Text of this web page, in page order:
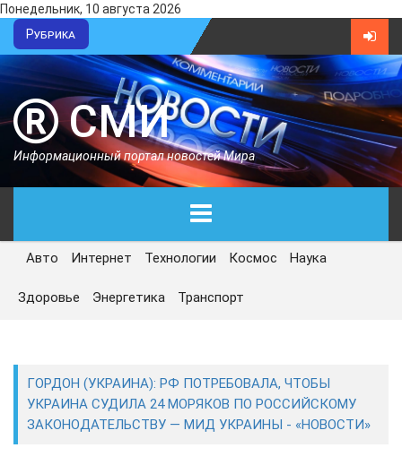
Понедельник, 10 августа 2026
Рубрика
СМИ
Информационный портал новостей Мира
ГЛАВНАЯ
СЕГОДНЯ
ЭКОНОМИКА
Авто Интернет Технологии Космос Наука
Здоровье Энергетика Транспорт
ГОРДОН (УКРАИНА): РФ ПОТРЕБОВАЛА, ЧТОБЫ
УКРАИНА СУДИЛА 24 МОРЯКОВ ПО РОССИЙСКОМУ
ЗАКОНОДАТЕЛЬСТВУ — МИД УКРАИНЫ - «НОВОСТИ»